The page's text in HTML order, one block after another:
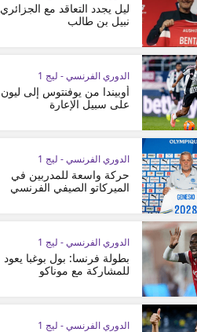
ليل يجدد التعاقد مع الجزائري
نبيل بن طالب
الدوري الفرنسي - ليج 1
أوبيندا من يوفنتوس إلى ليون
على سبيل الإعارة
الدوري الفرنسي - ليج 1
حركة واسعة للمدربين في
الميركاتو الصيفي الفرنسي
الدوري الفرنسي - ليج 1
بطولة فرنسا: بول بوغبا يعود
للمشاركة مع موناكو
الدوري الفرنسي - ليج 1